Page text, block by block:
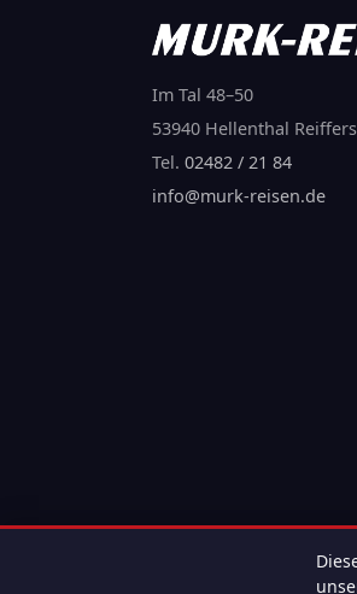
Im Tal 48–50
53940 Hellenthal
Tel. 02482 / 21 84
info@murk-reisen.de